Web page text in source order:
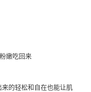
嫩吃回来
的轻松和自在也能让肌